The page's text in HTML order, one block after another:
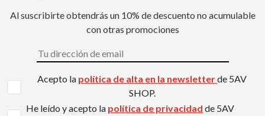
Al suscribirte obtendrás un 10% de descuento no acumulable
con otras promociones
Acepto la política de alta en la newsletterde 5AV
SHOP.
He leído y acepto la política de privacidad de 5AV